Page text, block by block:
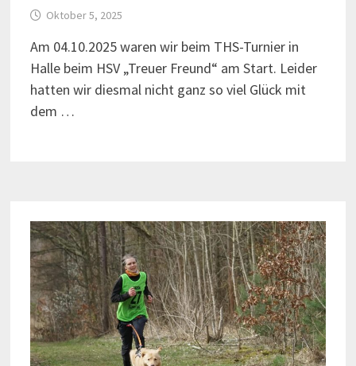
Oktober 5, 2025
Am 04.10.2025 waren wir beim THS-Turnier in
Halle beim HSV „Treuer Freund“ am Start. Leider
hatten wir diesmal nicht ganz so viel Glück mit
dem …